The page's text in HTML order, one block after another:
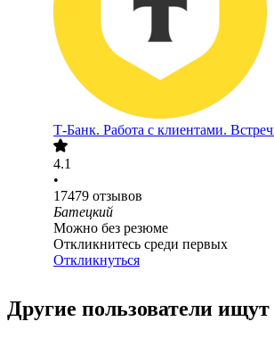
Т-Банк. Работа с клиентами.
4.1
•
17479 отзывов
Батецкий
Можно без резюме
Откликнитесь среди первых
Откликнуться
Другие пользователи ищут